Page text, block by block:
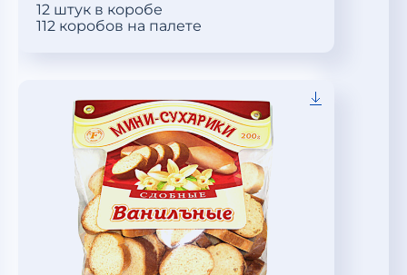
12 штук в коробе
112 коробов на палете